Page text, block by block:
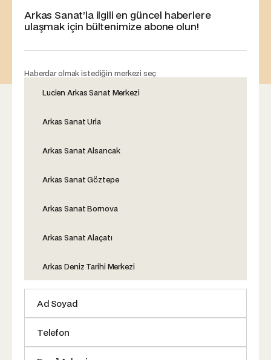
Arkas Sanat’la ilgili en güncel haberlere
ulaşmak için bültenimize abone olun!
Haberdar olmak istediğin merkezi seç
Lucien Arkas Sanat Merkezi
Arkas Sanat Urla
Arkas Sanat Alsancak
Arkas Sanat Göztepe
Arkas Sanat Bornova
Arkas Sanat Alaçatı
Arkas Deniz Tarihi Merkezi